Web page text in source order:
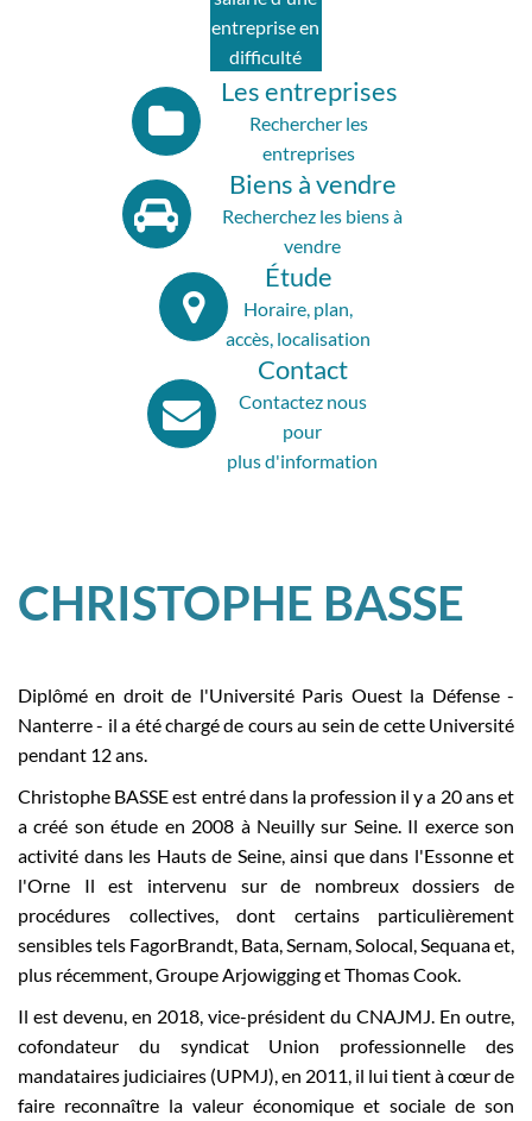
entreprise en
difficulté
Les entreprises
Rechercher les
entreprises
Biens à vendre
Recherchez les biens à
vendre
Étude
Horaire, plan,
accès, localisation
Contact
Contactez nous
pour
plus d'information
CHRISTOPHE BASSE
Diplômé en droit de l'Université Paris Ouest la Défense -
Nanterre - il a été chargé de cours au sein de cette Université
pendant 12 ans.
Christophe BASSE est entré dans la profession il y a 20 ans et
a créé son étude en 2008 à Neuilly sur Seine. Il exerce son
activité dans les Hauts de Seine, ainsi que dans l'Essonne et
l'Orne Il est intervenu sur de nombreux dossiers de
procédures collectives, dont certains particulièrement
sensibles tels FagorBrandt, Bata, Sernam, Solocal, Sequana et,
plus récemment, Groupe Arjowigging et Thomas Cook.
Il est devenu, en 2018, vice-président du CNAJMJ. En outre,
cofondateur du syndicat Union professionnelle des
mandataires judiciaires (UPMJ), en 2011, il lui tient à cœur de
faire reconnaître la valeur économique et sociale de son